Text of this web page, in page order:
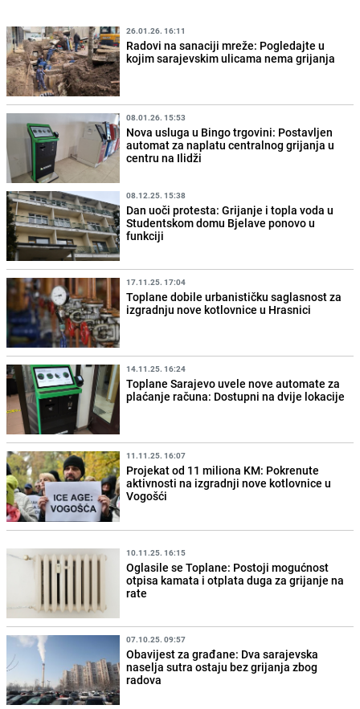
26.01.26. 16:11
Radovi na sanaciji mreže: Pogledajte u
kojim sarajevskim ulicama nema grijanja
08.01.26. 15:53
Nova usluga u Bingo trgovini: Postavljen
automat za naplatu centralnog grijanja u
centru na Ilidži
08.12.25. 15:38
Dan uoči protesta: Grijanje i topla voda u
Studentskom domu Bjelave ponovo u
funkciji
17.11.25. 17:04
Toplane dobile urbanističku saglasnost za
izgradnju nove kotlovnice u Hrasnici
14.11.25. 16:24
Toplane Sarajevo uvele nove automate za
plaćanje računa: Dostupni na dvije lokacije
11.11.25. 16:07
Projekat od 11 miliona KM: Pokrenute
aktivnosti na izgradnji nove kotlovnice u
Vogošći
10.11.25. 16:15
Oglasile se Toplane: Postoji mogućnost
otpisa kamata i otplata duga za grijanje na
rate
07.10.25. 09:57
Obavijest za građane: Dva sarajevska
naselja sutra ostaju bez grijanja zbog
radova